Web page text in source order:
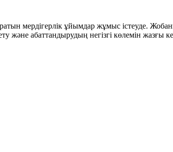
мердігерлік ұйымдар жұмыс істеуде.
абаттандырудың негізгі көлемін жазғы